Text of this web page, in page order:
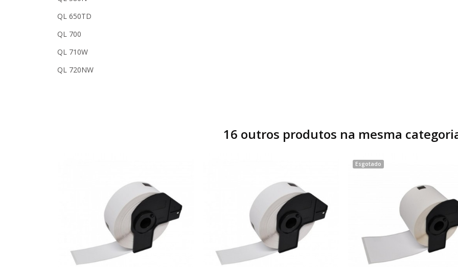
QL 650TD
QL 700
QL 710W
QL 720NW
16 outros produtos na mesma
Esgotado